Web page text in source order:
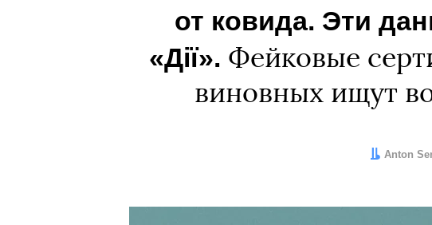
от ковида. Эти
«Дії». Фейковые
виновных ищут
Автор:
Anton
Редактор: